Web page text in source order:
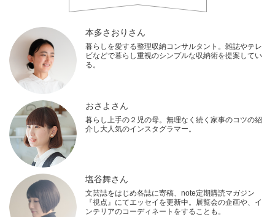
本多さおりさん
暮らしを愛する整理収納コンサルタント。雑誌やテレ
ビなどで暮らし重視のシンプルな収納術を提案してい
る。
おさよさん
暮らし上手の２児の母。無理なく続く家事のコツの紹
介し大人気のインスタグラマー。
塩谷舞さん
文芸誌をはじめ各誌に寄稿、note定期購読マガジン
『視点』にてエッセイを更新中。展覧会の企画や、イ
ンテリアのコーディネートをすることも。